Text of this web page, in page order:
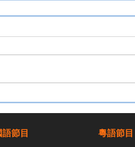
語節目 粵語節目